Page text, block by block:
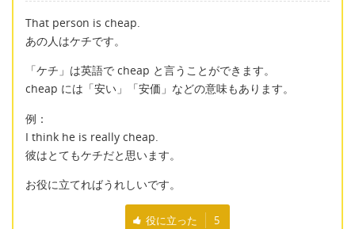
That person is cheap.
あの人はケチです。
「ケチ」は英語で cheap と言うことができます。
cheap には「安い」「安価」などの意味もあります。
例：
I think he is really cheap.
彼はとてもケチだと思います。
お役に立てればうれしいです。
役に立った 5